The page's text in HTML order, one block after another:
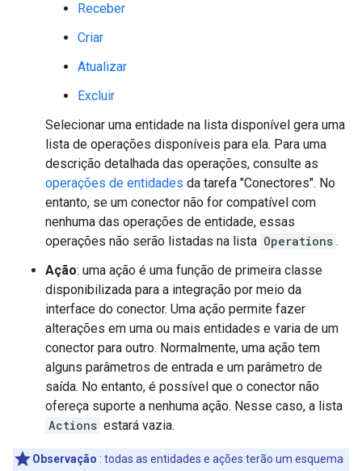
Receber
Criar
Atualizar
Excluir
Selecionar uma entidade na lista disponível gera uma
lista de operações disponíveis para ela. Para uma
descrição detalhada das operações, consulte as
operações de entidades da tarefa "Conectores". No
entanto, se um conector não for compatível com
nenhuma das operações de entidade, essas
operações não serão listadas na lista Operations .
Ação: uma ação é uma função de primeira classe
disponibilizada para a integração por meio da
interface do conector. Uma ação permite fazer
alterações em uma ou mais entidades e varia de um
conector para outro. Normalmente, uma ação tem
alguns parâmetros de entrada e um parâmetro de
saída. No entanto, é possível que o conector não
ofereça suporte a nenhuma ação. Nesse caso, a lista
Actions estará vazia.
Observação : todas as entidades e ações terão um esquema